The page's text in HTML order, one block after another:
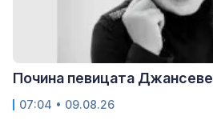
Почина певицата
07:04 • 09.08.26